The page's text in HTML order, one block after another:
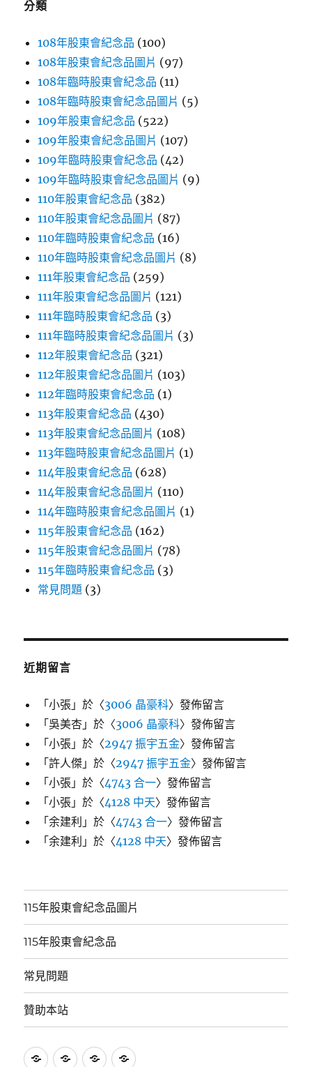
分類
108年股東會紀念品 (100)
108年股東會紀念品圖片 (97)
108年臨時股東會紀念品 (11)
108年臨時股東會紀念品圖片 (5)
109年股東會紀念品 (522)
109年股東會紀念品圖片 (107)
109年臨時股東會紀念品 (42)
109年臨時股東會紀念品圖片 (9)
110年股東會紀念品 (382)
110年股東會紀念品圖片 (87)
110年臨時股東會紀念品 (16)
110年臨時股東會紀念品圖片 (8)
111年股東會紀念品 (259)
111年股東會紀念品圖片 (121)
111年臨時股東會紀念品 (3)
111年臨時股東會紀念品圖片 (3)
112年股東會紀念品 (321)
112年股東會紀念品圖片 (103)
112年臨時股東會紀念品 (1)
113年股東會紀念品 (430)
113年股東會紀念品圖片 (108)
113年臨時股東會紀念品圖片 (1)
114年股東會紀念品 (628)
114年股東會紀念品圖片 (110)
114年臨時股東會紀念品圖片 (1)
115年股東會紀念品 (162)
115年股東會紀念品圖片 (78)
115年臨時股東會紀念品 (3)
常見問題 (3)
近期留言
「小張 」於〈3006 晶豪科〉發佈留言
「吳美杏 」於〈3006 晶豪科〉發佈留言
「小張 」於〈2947 振宇五金〉發佈留言
「許人傑 」於〈2947 振宇五金〉發佈留言
「小張 」於〈4743 合一〉發佈留言
「小張 」於〈4128 中天〉發佈留言
「余建利 」於〈4743 合一〉發佈留言
「余建利 」於〈4128 中天〉發佈留言
115年股東會紀念品圖片
115年股東會紀念品
常見問題
贊助本站
115 115 常 贊